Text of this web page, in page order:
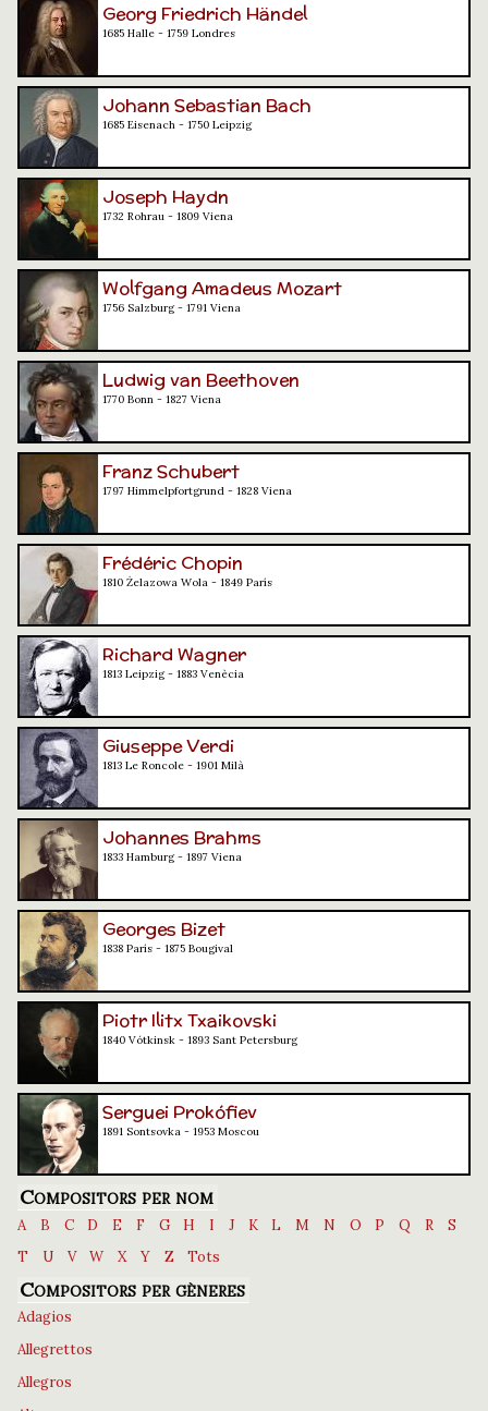
Georg Friedrich Händel
1685 Halle - 1759 Londres
Johann Sebastian Bach
1685 Eisenach - 1750 Leipzig
Joseph Haydn
1732 Rohrau - 1809 Viena
Wolfgang Amadeus Mozart
1756 Salzburg - 1791 Viena
Ludwig van Beethoven
1770 Bonn - 1827 Viena
Franz Schubert
1797 Himmelpfortgrund - 1828 Viena
Frédéric Chopin
1810 Żelazowa Wola - 1849 París
Richard Wagner
1813 Leipzig - 1883 Venècia
Giuseppe Verdi
1813 Le Roncole - 1901 Milà
Johannes Brahms
1833 Hamburg - 1897 Viena
Georges Bizet
1838 París - 1875 Bougival
Piotr Ilitx Txaikovski
1840 Vótkinsk - 1893 Sant Petersburg
Serguei Prokófiev
1891 Sontsovka - 1953 Moscou
Compositors per nom
A B C D E F G H I J K L M N O P Q R
S
T
U V W X Y Z Tots
Compositors per gèneres
Adagios
Allegrettos
Allegros